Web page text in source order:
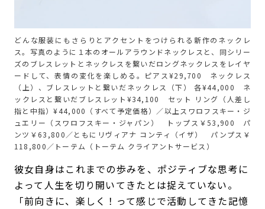
どんな服装にもさらりとアクセントをつけられる新作のネックレ
ス。写真のように１本のオールアラウンドネックレスと、同シリー
ズのブレスレットとネックレスを繋いだロングネックレスをレイヤ
ードして、表情の変化を楽しめる。ピアス¥29,700 ネックレス
（上）、ブレスレットと繋いだネックレス（下） 各¥44,000 ネ
ックレスと繋いだブレスレット¥34,100 セット リング（人差し
指と中指）¥44,000（すべて予定価格）／以上スワロフスキー・ジ
ュエリー（スワロフスキー・ジャパン） トップス￥53,900 パ
ンツ￥63,800／ともにリヴィアナ コンティ（イザ） パンプス￥
118,800／トーテム（トーテム クライアントサービス）
彼女自身はこれまでの歩みを、ポジティブな思考に
よって人生を切り開いてきたとは捉えていない。
「前向きに、楽しく！って感じで活動してきた記憶